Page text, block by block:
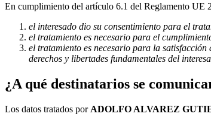
En cumplimiento del artículo 6.1 del Reglamento UE
el interesado dio su consentimiento para el
el tratamiento es necesario para el
el tratamiento es necesario para la satisfacción
derechos y libertades fundamentales del
¿A qué destinatarios se
Los datos tratados por ADOLFO ALVAREZ